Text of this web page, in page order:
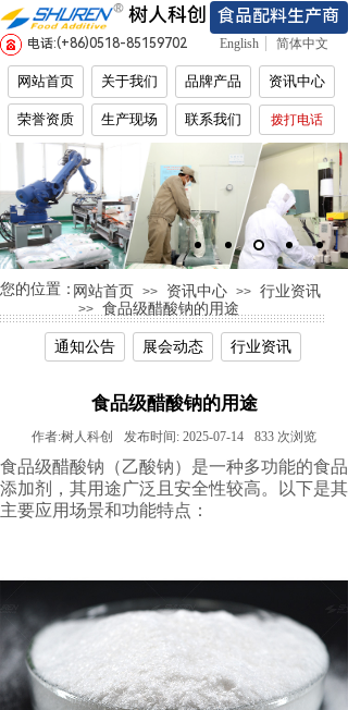
树人科创
拨打电话
English 简体中文
网站首页 关于我们 品牌产品 资讯中心
荣誉资质 生产现场 联系我们
电话:(+86)0518-85159702
食品配料生产商
网站首页 >> 资讯中心 >> 行业资讯
>> 食品级醋酸钠的用途
您的位置：
通知公告 展会动态 行业资讯
食品级醋酸钠的用途
作者:树人科创 发布时间: 2025-07-14 833 次浏览
食品级醋酸钠（乙酸钠）是一种多功能的食品
添加剂，其用途广泛且安全性较高。以下是其
主要应用场景和功能特点：